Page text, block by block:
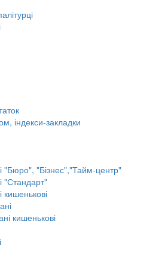
індекси-закладки
"Бюро", "Бізнес","Тайм-центр"
"Стандарт"
кишенькові